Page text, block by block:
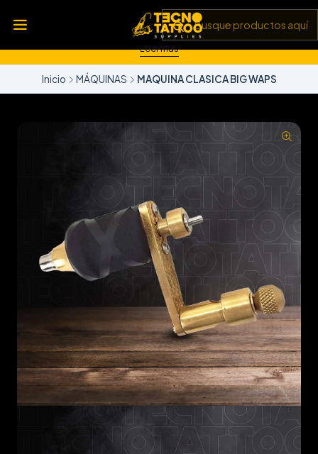
💥 Insumos, máquinas y tecnología de punta 💻 Todo lo que
necesitas para llevar tu arte al siguiente nivel 🎨 Calidad garantizada
Leer más
Inicio MÁQUINAS MAQUINA CLASICA BIG WAPS